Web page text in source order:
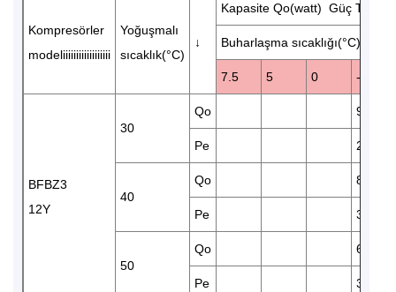
Kompresörler
modeliiiiiiiiiiiiiiiiii
Yoğuşmalı
sıcaklık(°C)
↓
Kapasite Qo(watt) Güç
Buharlaşma sıcaklığı(°C)
7.5 5 0 -5
BFBZ3
12Y
30
Qo 9700
Pe 2.68
40
Qo 8200
Pe 3.21
50
Qo 6750
Pe 3.65